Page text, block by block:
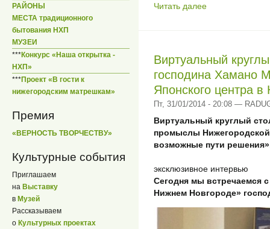
РАЙОНЫ
МЕСТА традиционного
бытования НХП
МУЗЕИ
***Конкурс «Наша открытка -
НХП»
***Проект «В гости к
нижегородским матрешкам»
Премия
«ВЕРНОСТЬ ТВОРЧЕСТВУ»
Культурные события
Приглашаем
на Выставку
в Музей
Рассказываем
о Культурных проектах
Читать далее
Виртуальный
господина Хамано
Японского центра
Пт, 31/01/2014 - 20:08 —
Виртуальный круглый
промыслы
возможные пути
эксклюзивное интервью
Сегодня мы встречаемся
Нижнем Новгороде»